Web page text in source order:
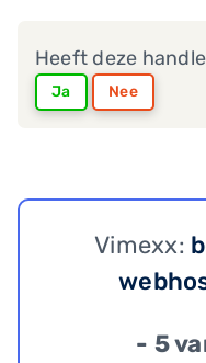
Heeft deze
Ja Nee
Vimexx:
- 5